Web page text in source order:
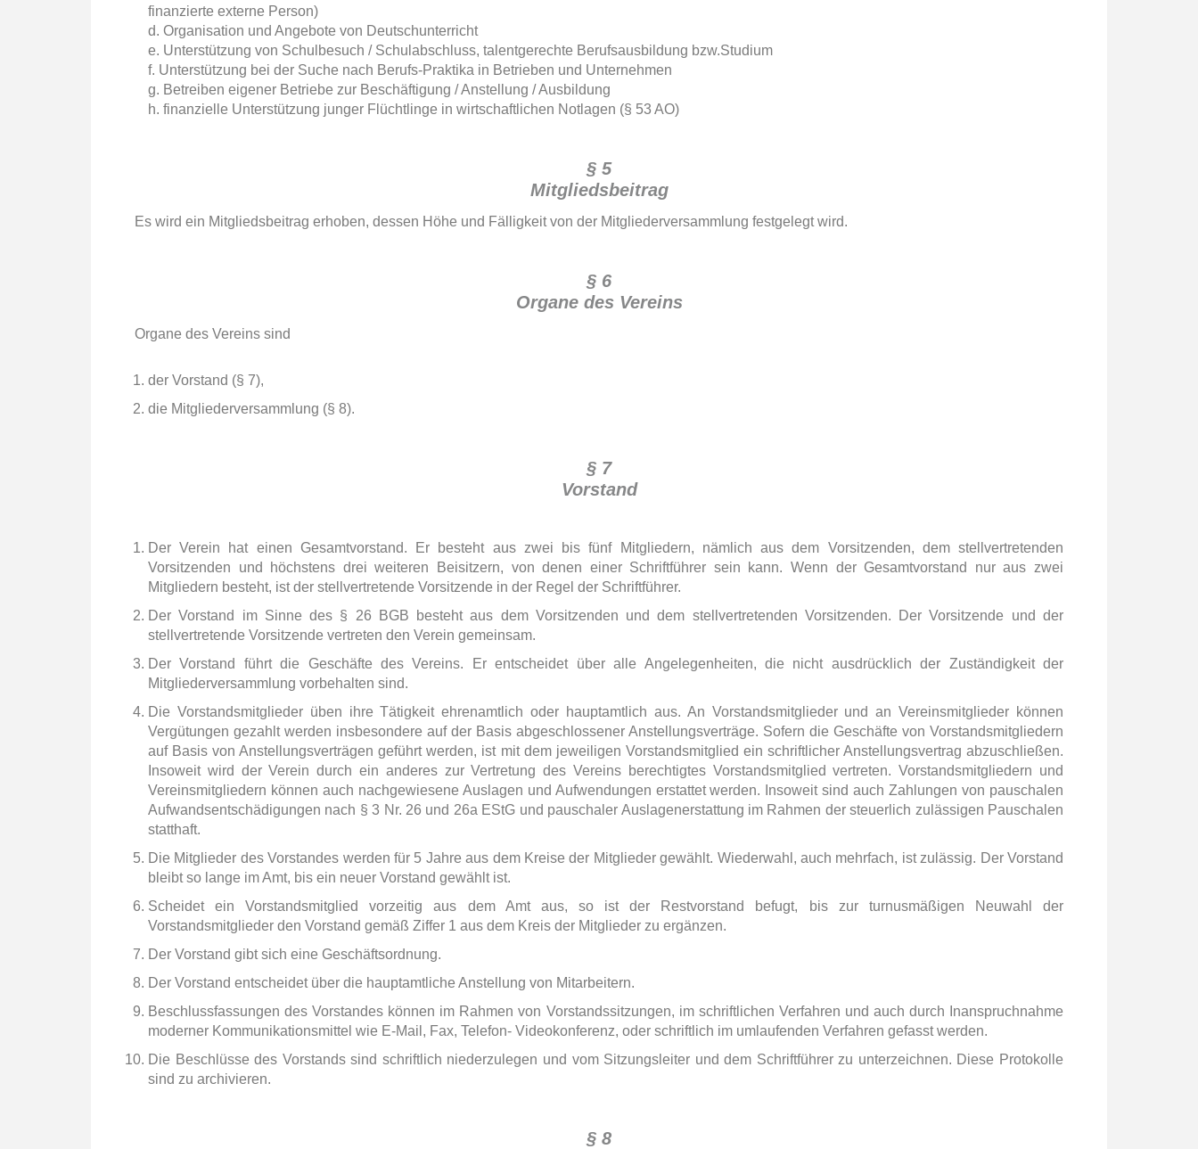
finanzierte externe Person)
d. Organisation und Angebote von Deutschunterricht
e. Unterstützung von Schulbesuch / Schulabschluss, talentgerechte Berufsausbildung bzw.Studium
f. Unterstützung bei der Suche nach Berufs-Praktika in Betrieben und Unternehmen
g. Betreiben eigener Betriebe zur Beschäftigung / Anstellung / Ausbildung
h. finanzielle Unterstützung junger Flüchtlinge in wirtschaftlichen Notlagen (§ 53 AO)
§ 5
Mitgliedsbeitrag
Es wird ein Mitgliedsbeitrag erhoben, dessen Höhe und Fälligkeit von der Mitgliederversammlung festgelegt wird.
§ 6
Organe des Vereins
Organe des Vereins sind
der Vorstand (§ 7),
die Mitgliederversammlung (§ 8).
§ 7
Vorstand
Der Verein hat einen Gesamtvorstand. Er besteht aus zwei bis fünf Mitgliedern, nämlich aus dem Vorsitzenden, dem stellvertretenden
Vorsitzenden und höchstens drei weiteren Beisitzern, von denen einer Schriftführer sein kann. Wenn der Gesamtvorstand nur aus zwei
Mitgliedern besteht, ist der stellvertretende Vorsitzende in der Regel der Schriftführer.
Der Vorstand im Sinne des § 26 BGB besteht aus dem Vorsitzenden und dem stellvertretenden Vorsitzenden. Der Vorsitzende und der
stellvertretende Vorsitzende vertreten den Verein gemeinsam.
Der Vorstand führt die Geschäfte des Vereins. Er entscheidet über alle Angelegenheiten, die nicht ausdrücklich der Zuständigkeit der
Mitgliederversammlung vorbehalten sind.
Die Vorstandsmitglieder üben ihre Tätigkeit ehrenamtlich oder hauptamtlich aus. An Vorstandsmitglieder und an Vereinsmitglieder können
Vergütungen gezahlt werden insbesondere auf der Basis abgeschlossener Anstellungsverträge. Sofern die Geschäfte von Vorstandsmitgliedern
auf Basis von Anstellungsverträgen geführt werden, ist mit dem jeweiligen Vorstandsmitglied ein schriftlicher Anstellungsvertrag abzuschließen.
Insoweit wird der Verein durch ein anderes zur Vertretung des Vereins berechtigtes Vorstandsmitglied vertreten. Vorstandsmitgliedern und
Vereinsmitgliedern können auch nachgewiesene Auslagen und Aufwendungen erstattet werden. Insoweit sind auch Zahlungen von pauschalen
Aufwandsentschädigungen nach § 3 Nr. 26 und 26a EStG und pauschaler Auslagenerstattung im Rahmen der steuerlich zulässigen Pauschalen
statthaft.
Die Mitglieder des Vorstandes werden für 5 Jahre aus dem Kreise der Mitglieder gewählt. Wiederwahl, auch mehrfach, ist zulässig. Der Vorstand
bleibt so lange im Amt, bis ein neuer Vorstand gewählt ist.
Scheidet ein Vorstandsmitglied vorzeitig aus dem Amt aus, so ist der Restvorstand befugt, bis zur turnusmäßigen Neuwahl der
Vorstandsmitglieder den Vorstand gemäß Ziffer 1 aus dem Kreis der Mitglieder zu ergänzen.
Der Vorstand gibt sich eine Geschäftsordnung.
Der Vorstand entscheidet über die hauptamtliche Anstellung von Mitarbeitern.
Beschlussfassungen des Vorstandes können im Rahmen von Vorstandssitzungen, im schriftlichen Verfahren und auch durch Inanspruchnahme
moderner Kommunikationsmittel wie E-Mail, Fax, Telefon- Videokonferenz, oder schriftlich im umlaufenden Verfahren gefasst werden.
Die Beschlüsse des Vorstands sind schriftlich niederzulegen und vom Sitzungsleiter und dem Schriftführer zu unterzeichnen. Diese Protokolle
sind zu archivieren.
§ 8